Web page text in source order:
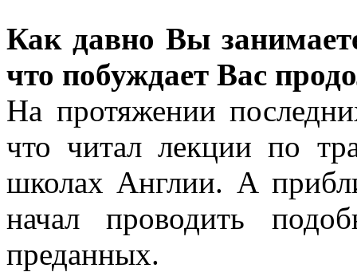
Как давно Вы
что побуждает Вас
На протяжении
что читал лекции по
школах Англии. А
начал проводить
преданных.